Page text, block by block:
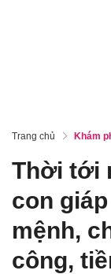
Trang chủ Khám
Thời tới
con
mệnh,
công,